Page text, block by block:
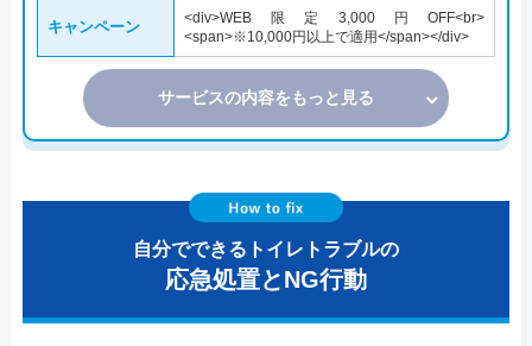
キャンペーン
<div>WEB限定3,000円OFF<br>
<span>※10,000円以上で適用</span></div>
サービスの内容をもっと見る
自分でできるトイレトラブルの
応急処置とNG行動